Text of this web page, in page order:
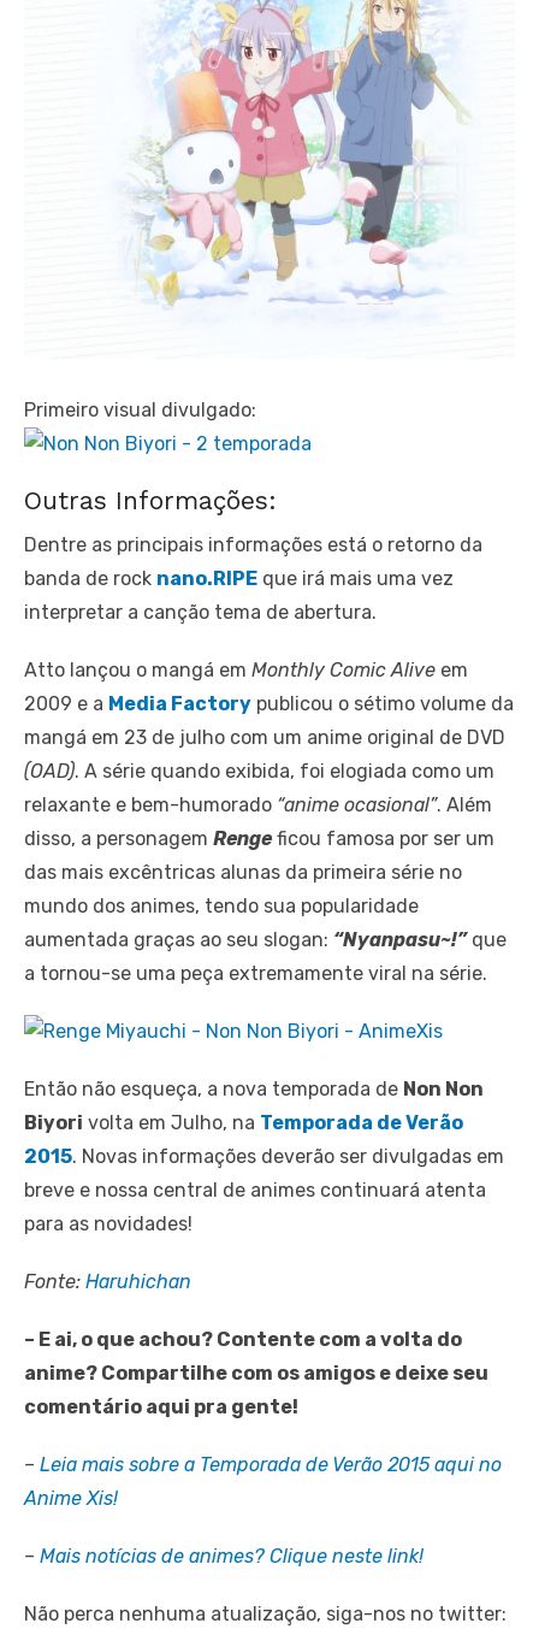
Primeiro visual divulgado:
Outras Informações:
Dentre as principais informações está o retorno da
banda de rock nano.RIPE que irá mais uma vez
interpretar a canção tema de abertura.
Atto lançou o mangá em Monthly Comic Alive em
2009 e a Media Factory publicou o sétimo volume da
mangá em 23 de julho com um anime original de DVD
(OAD). A série quando exibida, foi elogiada como um
relaxante e bem-humorado “anime ocasional”. Além
disso, a personagem Rengeficou famosa por ser um
das mais excêntricas alunas da primeira série no
mundo dos animes, tendo sua popularidade
aumentada graças ao seu slogan: “Nyanpasu~!”que
a tornou-se uma peça extremamente viral na série.
Então não esqueça, a nova temporada de Non Non
Biyori volta em Julho, na Temporada de Verão
2015. Novas informações deverão ser divulgadas em
breve e nossa central de animes continuará atenta
para as novidades!
Fonte: Haruhichan
– E ai, o que achou? Contente com a volta do
anime? Compartilhe com os amigos e deixe seu
comentário aqui pra gente!
– Leia mais sobre a Temporada de Verão 2015 aqui no
Anime Xis!
– Mais notícias de animes? Clique neste link!
Não perca nenhuma atualização, siga-nos no twitter: